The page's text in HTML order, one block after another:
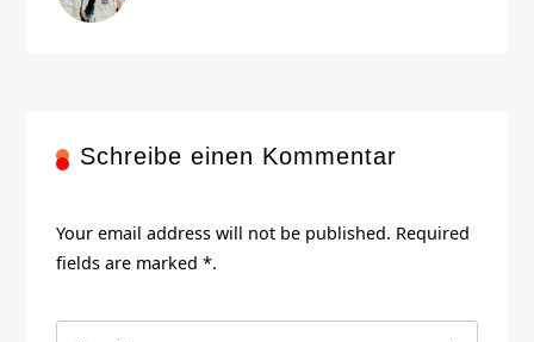
Schreibe einen Kommentar
Your email address will not be published. Required
fields are marked *.